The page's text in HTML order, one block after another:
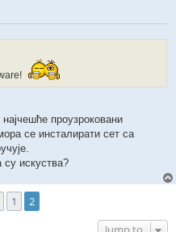
проузроковани
се инсталирати сет са
су искуства?
Previous
1
2